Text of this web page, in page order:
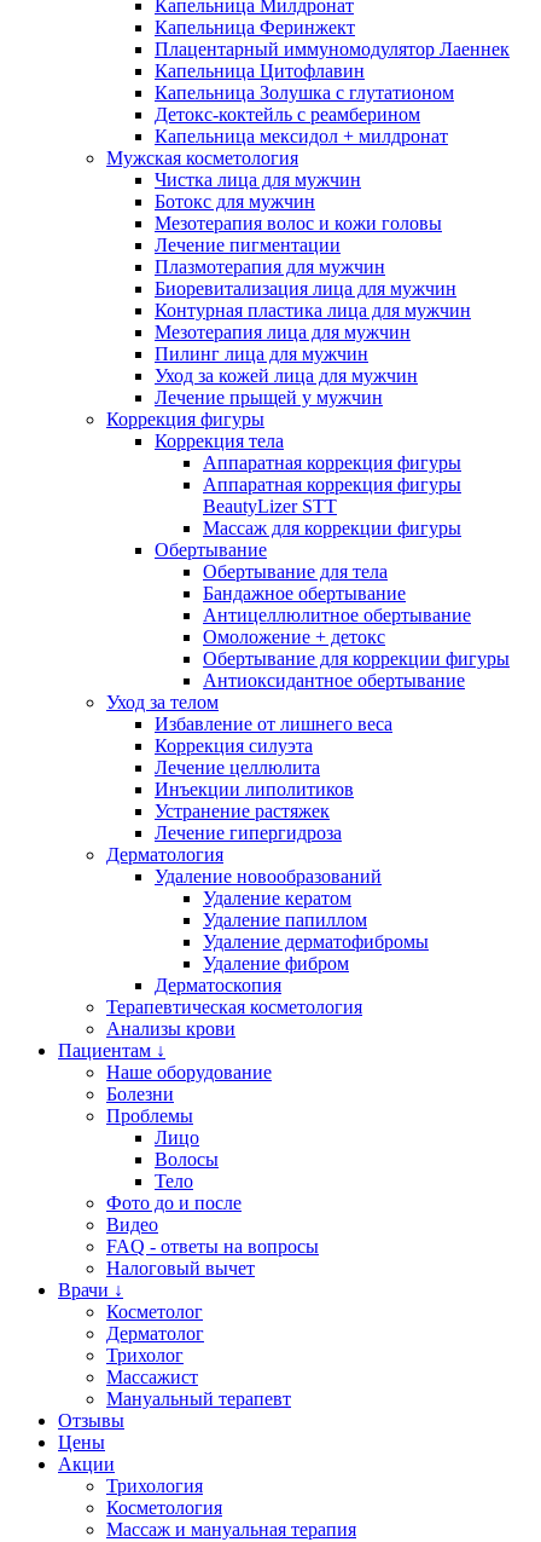
Капельница Милдронат
Капельница Феринжект
Плацентарный иммуномодулятор Лаеннек
Капельница Цитофлавин
Капельница Золушка с глутатионом
Детокс-коктейль с реамберином
Капельница мексидол + милдронат
Мужская косметология
Чистка лица для мужчин
Ботокс для мужчин
Мезотерапия волос и кожи головы
Лечение пигментации
Плазмотерапия для мужчин
Биоревитализация лица для мужчин
Контурная пластика лица для мужчин
Мезотерапия лица для мужчин
Пилинг лица для мужчин
Уход за кожей лица для мужчин
Лечение прыщей у мужчин
Коррекция фигуры
Коррекция тела
Аппаратная коррекция фигуры
Аппаратная коррекция фигуры
BeautyLizer STT
Массаж для коррекции фигуры
Обертывание
Обертывание для тела
Бандажное обертывание
Антицеллюлитное обертывание
Омоложение + детокс
Обертывание для коррекции фигуры
Антиоксидантное обертывание
Уход за телом
Избавление от лишнего веса
Коррекция силуэта
Лечение целлюлита
Инъекции липолитиков
Устранение растяжек
Лечение гипергидроза
Дерматология
Удаление новообразований
Удаление кератом
Удаление папиллом
Удаление дерматофибромы
Удаление фибром
Дерматоскопия
Терапевтическая косметология
Анализы крови
Пациентам ↓
Наше оборудование
Болезни
Проблемы
Лицо
Волосы
Тело
Фото до и после
Видео
FAQ - ответы на вопросы
Налоговый вычет
Врачи ↓
Косметолог
Дерматолог
Трихолог
Массажист
Мануальный терапевт
Отзывы
Цены
Акции
Трихология
Косметология
Массаж и мануальная терапия